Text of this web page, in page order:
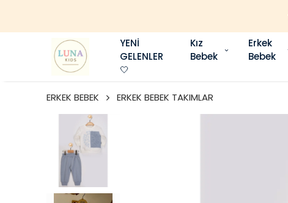
YENİ
GELENLER
🤍
Kız
Bebek
Erkek
Bebek
ERKEK BEBEK ERKEK BEBEK TAKIMLAR